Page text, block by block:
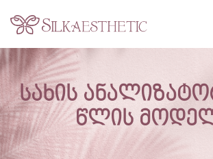
სახის
წლის